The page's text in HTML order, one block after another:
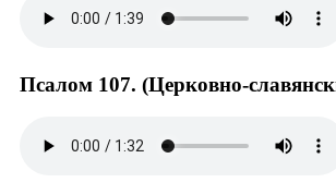
Псалом 107. (Церковно-